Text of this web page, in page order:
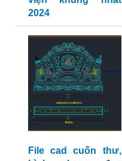
2024
File cad cuốn thư,